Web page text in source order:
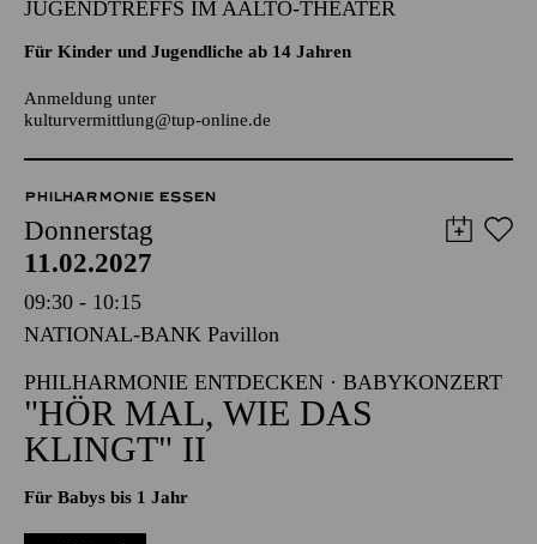
AALTO LABS
Für Kinder und Jugendliche ab 14 Jahren
kulturvermittlung@tup-online.de
PHILHARMONIE ESSEN
Donnerstag
11.02.2027
09:30 - 10:15
NATIONAL-BANK Pavillon
PHILHARMONIE ENTDECKEN · BABYKONZERT
"HÖR MAL, WIE DAS